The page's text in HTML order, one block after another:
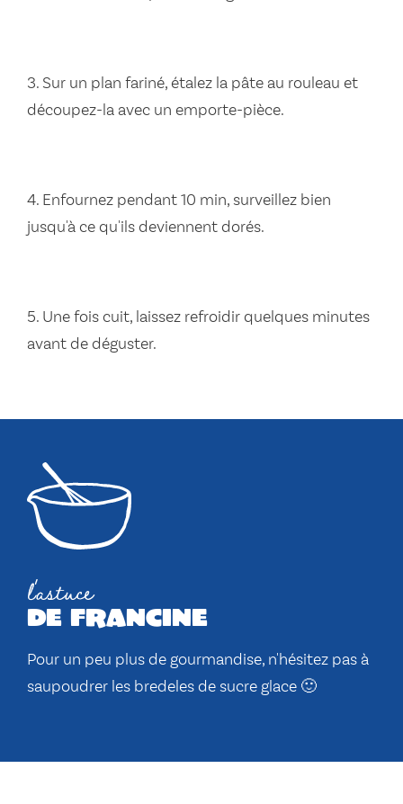
3. Sur un plan fariné, étalez la pâte au rouleau et
découpez-la avec un emporte-pièce.
4. Enfournez pendant 10 min, surveillez bien
jusqu'à ce qu'ils deviennent dorés.
5. Une fois cuit, laissez refroidir quelques minutes
avant de déguster.
l'astuce
de francine
Pour un peu plus de gourmandise, n'hésitez pas à
saupoudrer les bredeles de sucre glace 🙂